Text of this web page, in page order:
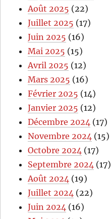
Août 2025 (22)
Juillet 2025 (17)
Juin 2025 (16)
Mai 2025 (15)
Avril 2025 (12)
Mars 2025 (16)
Février 2025 (14)
Janvier 2025 (12)
Décembre 2024 (17)
Novembre 2024 (15)
Octobre 2024 (17)
Septembre 2024 (17)
Août 2024 (19)
Juillet 2024 (22)
Juin 2024 (16)